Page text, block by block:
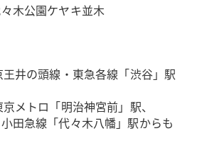
木公園ケヤキ並木
井の頭線・東急各線「渋谷」駅
メトロ「明治神宮前」駅、
田急線「代々木八幡」駅からも